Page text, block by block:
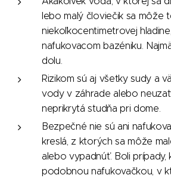
lebo malý človiečik sa môže
niekoľkocentimetrovej
nafukovacom bazéniku.
dolu.
Rizikom sú aj všetky sudy a
vody v záhrade alebo
neprikrytá studňa pri dome.
Bezpečné nie sú ani
kreslá, z ktorých sa môže
alebo vypadnúť. Boli prípady,
podobnou nafukovačkou, v